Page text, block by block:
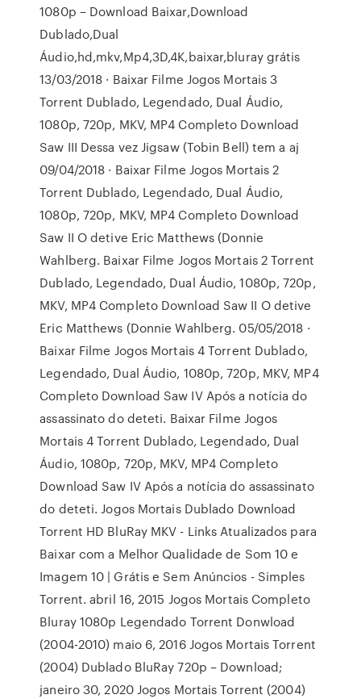
1080p – Download Baixar,Download
Dublado,Dual
Áudio,hd,mkv,Mp4,3D,4K,baixar,bluray grátis
13/03/2018 · Baixar Filme Jogos Mortais 3
Torrent Dublado, Legendado, Dual Áudio,
1080p, 720p, MKV, MP4 Completo Download
Saw III Dessa vez Jigsaw (Tobin Bell) tem a aj
09/04/2018 · Baixar Filme Jogos Mortais 2
Torrent Dublado, Legendado, Dual Áudio,
1080p, 720p, MKV, MP4 Completo Download
Saw II O detive Eric Matthews (Donnie
Wahlberg. Baixar Filme Jogos Mortais 2 Torrent
Dublado, Legendado, Dual Áudio, 1080p, 720p,
MKV, MP4 Completo Download Saw II O detive
Eric Matthews (Donnie Wahlberg. 05/05/2018 ·
Baixar Filme Jogos Mortais 4 Torrent Dublado,
Legendado, Dual Áudio, 1080p, 720p, MKV, MP4
Completo Download Saw IV Após a notícia do
assassinato do deteti. Baixar Filme Jogos
Mortais 4 Torrent Dublado, Legendado, Dual
Áudio, 1080p, 720p, MKV, MP4 Completo
Download Saw IV Após a notícia do assassinato
do deteti. Jogos Mortais Dublado Download
Torrent HD BluRay MKV - Links Atualizados para
Baixar com a Melhor Qualidade de Som 10 e
Imagem 10 | Grátis e Sem Anúncios - Simples
Torrent. abril 16, 2015 Jogos Mortais Completo
Bluray 1080p Legendado Torrent Donwload
(2004-2010) maio 6, 2016 Jogos Mortais Torrent
(2004) Dublado BluRay 720p – Download;
janeiro 30, 2020 Jogos Mortais Torrent (2004)